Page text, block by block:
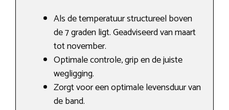
Als de temperatuur structureel boven
de 7 graden ligt. Geadviseerd van maart
tot november.
Optimale controle, grip en de juiste
wegligging.
Zorgt voor een optimale levensduur van
de band.